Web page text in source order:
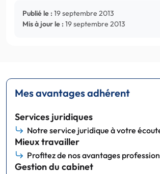
Publié le : 19 septembre 2013
Mis à jour le : 19 septembre 2013
Mes avantages adhérent
Services juridiques
Notre service juridique à votre
Mieux travailler
Profitez de nos avantages
Gestion du cabinet